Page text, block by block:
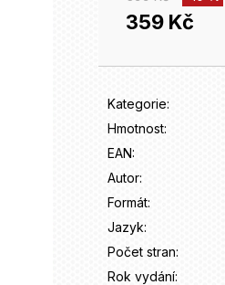
359 Kč
Měrná
Kategorie:
Hmotnost:
EAN:
Autor:
Formát:
Jazyk:
Počet stran:
Rok vydání: